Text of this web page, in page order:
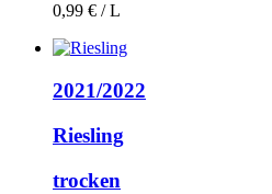
0,99 € / L
2021/2022
Riesling
trocken